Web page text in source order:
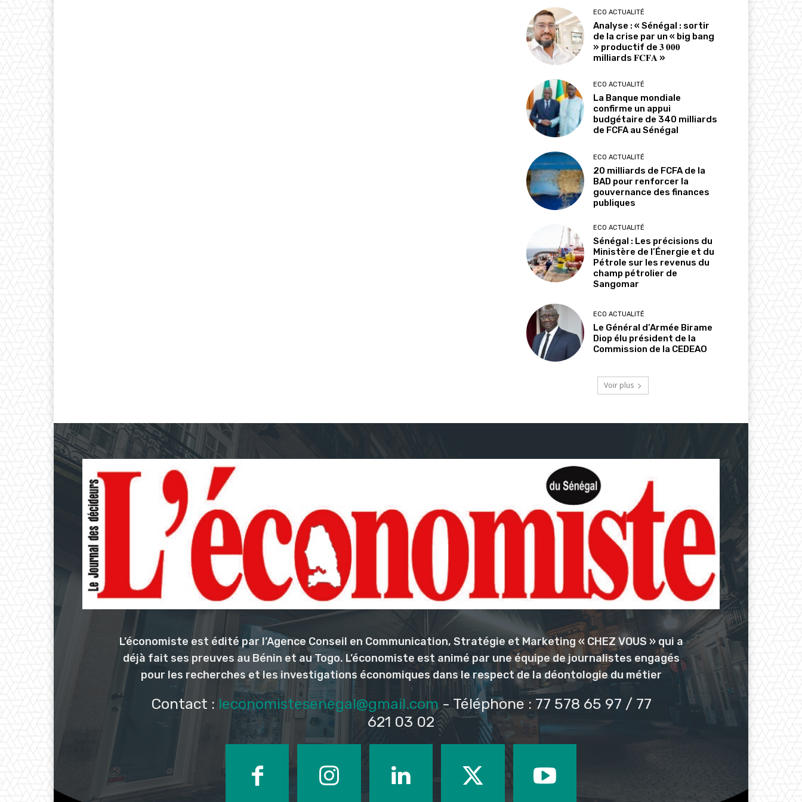
ECO ACTUALITÉ
Analyse : « Sénégal : sortir
de la crise par un « big bang
» productif de 𝟑 𝟎𝟎𝟎
milliards 𝐅𝐂𝐅𝐀 »
ECO ACTUALITÉ
La Banque mondiale
confirme un appui
budgétaire de 340 milliards
de FCFA au Sénégal
ECO ACTUALITÉ
20 milliards de FCFA de la
BAD pour renforcer la
gouvernance des finances
publiques
ECO ACTUALITÉ
Sénégal : Les précisions du
Ministère de l’Énergie et du
Pétrole sur les revenus du
champ pétrolier de
Sangomar
ECO ACTUALITÉ
Le Général d’Armée Birame
Diop élu président de la
Commission de la CEDEAO
Voir plus
L’économiste est édité par l’Agence Conseil en Communication, Stratégie et Marketing « CHEZ VOUS » qui a
déjà fait ses preuves au Bénin et au Togo. L’économiste est animé par une équipe de journalistes engagés
pour les recherches et les investigations économiques dans le respect de la déontologie du métier
Contact : leconomistesenegal@gmail.com- Téléphone : 77 578 65 97 / 77
621 03 02